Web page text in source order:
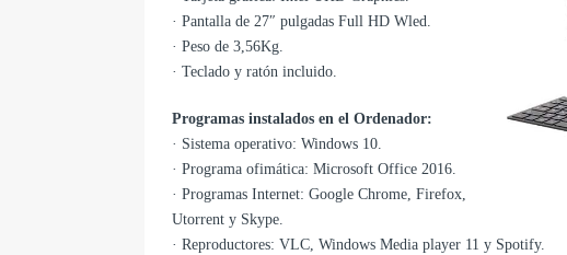
· Pantalla de 27″ pulgadas Full HD Wled.
· Peso de 3,56Kg.
· Teclado y ratón incluido.
Programas instalados en el Ordenador:
· Sistema operativo: Windows 10.
· Programa ofimática: Microsoft Office 2016.
· Programas Internet: Google Chrome, Firefox,
Utorrent y Skype.
· Reproductores: VLC, Windows Media player 11 y Spotify.